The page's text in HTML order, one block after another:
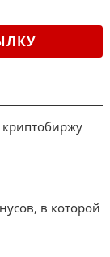
в которой